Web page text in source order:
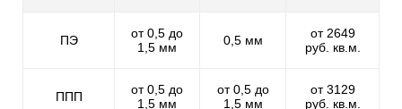
ПЭ
от 0,5 до
1,5 мм
0,5 мм
от 2649
руб. кв.м.
ППП
от 0,5 до
1,5 мм
от 0,5 до
1,5 мм
от 3129
руб. кв.м.